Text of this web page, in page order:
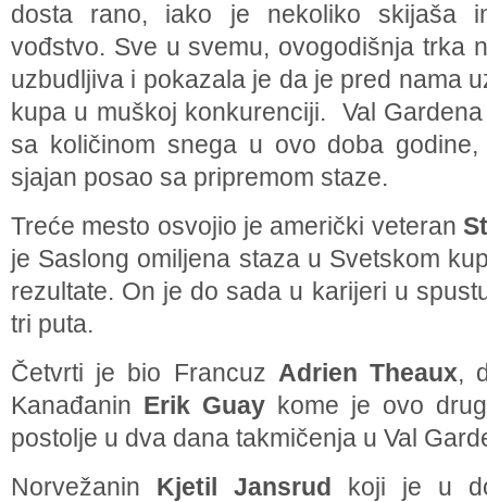
dosta rano, iako je nekoliko skijaša
vođstvo. Sve u svemu, ovogodišnja trka
uzbudljiva i pokazala je da je pred nama
kupa u muškoj konkurenciji. Val
sa količinom snega u ovo doba
sjajan posao sa pripremom staze.
Treće mesto osvojio je američki veteran
je Saslong omiljena staza u Svetskom
rezultate. On je do sada u karijeri u
tri puta.
Četvrti je bio Francuz Adrien Theaux,
Kanađanin Erik Guay kome je ovo
postolje u dva dana takmičenja u Val
Norvežanin Kjetil Jansrud koji je u